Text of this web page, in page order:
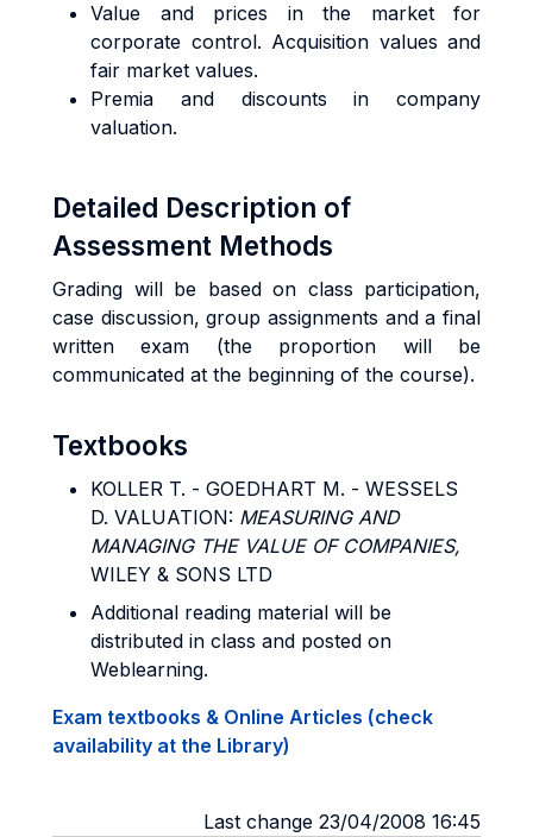
Value and prices in the market for
corporate control. Acquisition values and
fair market values.
Premia and discounts in company
valuation.
Detailed Description of
Assessment Methods
Grading will be based on class participation,
case discussion, group assignments and a final
written exam (the proportion will be
communicated at the beginning of the course).
Textbooks
KOLLER T. - GOEDHART M. - WESSELS
D. VALUATION: MEASURING AND
MANAGING THE VALUE OF COMPANIES,
WILEY & SONS LTD
Additional reading material will be
distributed in class and posted on
Weblearning.
Exam textbooks & Online Articles (check
availability at the Library)
Last change 23/04/2008 16:45